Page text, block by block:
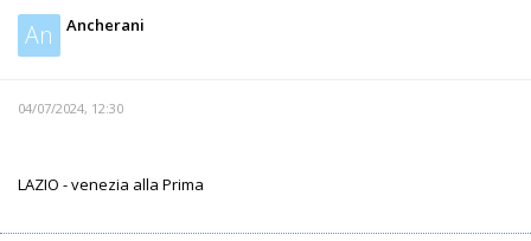
An Ancherani
04/07/2024, 12:30
LAZIO - venezia alla Prima